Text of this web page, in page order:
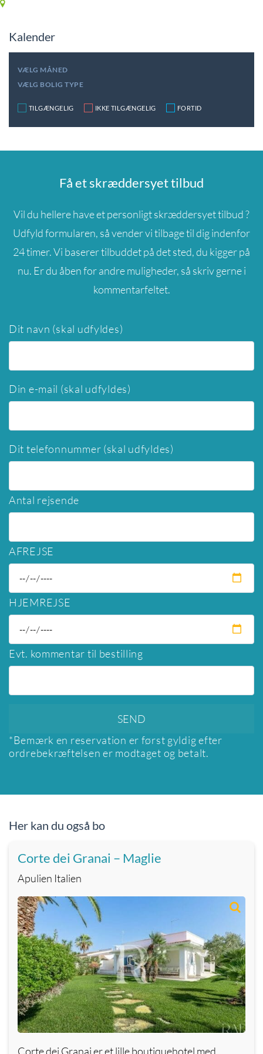
Kalender
VÆLG MÅNED
VÆLG BOLIG TYPE
TILGÆNGELIG IKKE TILGÆNGELIG FORTID
Få et skræddersyet tilbud
Vil du hellere have et personligt skræddersyet tilbud ?
Udfyld formularen, så vender vi tilbage til dig indenfor
24 timer. Vi baserer tilbuddet på det sted, du kigger på
nu. Er du åben for andre muligheder, så skriv gerne i
kommentarfeltet.
Dit navn (skal udfyldes)
Din e-mail (skal udfyldes)
Dit telefonnummer (skal udfyldes)
Antal rejsende
AFREJSE
HJEMREJSE
Evt. kommentar til bestilling
*Bemærk en reservation er først gyldig efter
ordrebekræftelsen er modtaget og betalt.
Her kan du også bo
Corte dei Granai – Maglie
Apulien Italien
Corte dei Granai er et lille boutiquehotel med